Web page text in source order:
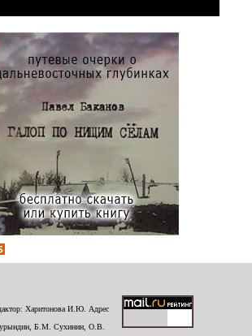
Харитонова И.Ю. Адрес
Б.М. Сухинин, О.В.